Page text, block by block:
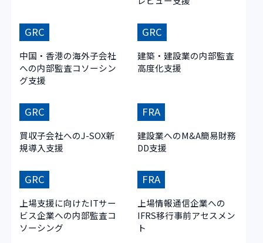
GRC
中国・香港の海外子会社
への内部監査コソーシン
グ支援
GRC
建築・建設業の内部監査
高度化支援
GRC
買収子会社へのJ-SOX新
規導入支援
FRA
建設業へのM&A簡易財務
DD支援
GRC
上場支援に向けたITサー
ビス企業への内部監査コ
ソーシング
FRA
上場情報通信企業への
IFRS移行事前アセスメン
ト